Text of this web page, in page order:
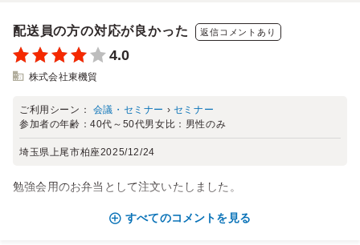
配送員の方の対応が良かった 返信コメントあり
4.0
株式会社東機貿
ご利用シーン： 会議・セミナー › セミナー
参加者の年齢：40代～50代男女比： 男性のみ
埼玉県上尾市柏座2025/12/24
勉強会用のお弁当として注文いたしました。
すべてのコメントを見る